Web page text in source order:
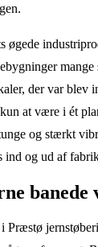
øgede
mange
der var blev
at være i ét
og stærkt
ind og ud af
banede
Præstø